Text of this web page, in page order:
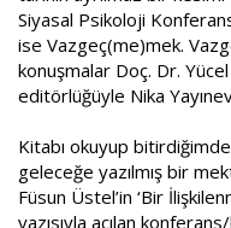
Siyasal Psikoloji
ise Vazgeç(me)mek.
konuşmalar Doç. Dr.
editörlüğüyle Nika
Kitabı okuyup
geleceğe yazılmış bir
Füsun Üstel’in ‘Bir
yazısıyla açılan